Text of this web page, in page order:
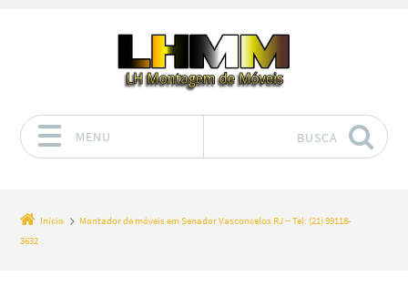
MENU BUSCA
Início
Montador de móveis em Senador Vasconcelos RJ – Tel: (21) 99118-
3632